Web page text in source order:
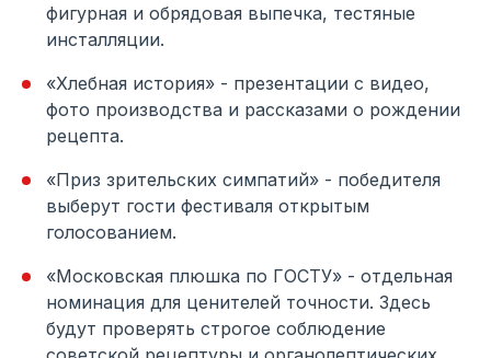
фигурная и обрядовая выпечка, тестяные
инсталляции.
«Хлебная история» - презентации с видео,
фото производства и рассказами о рождении
рецепта.
«Приз зрительских симпатий» - победителя
выберут гости фестиваля открытым
голосованием.
«Московская плюшка по ГОСТУ» - отдельная
номинация для ценителей точности. Здесь
будут проверять строгое соблюдение